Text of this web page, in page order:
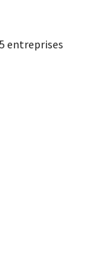
entreprises